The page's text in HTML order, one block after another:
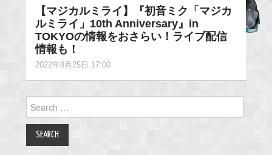
【マジカルミライ】『初音ミク「マジカ
ルミライ」10th Anniversary』in
TOKYOの情報をおさらい！ライブ配信
情報も！
2022年8月25日 17:00
for: